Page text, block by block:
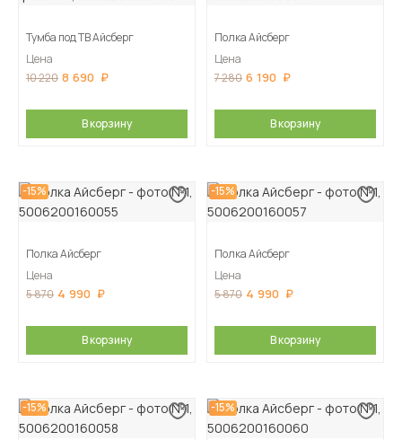
Тумба под ТВ Айсберг
Цена
10 220 8 690
В корзину
Полка Айсберг
Цена
7 280 6 190
В корзину
-15%
Полка Айсберг
Цена
5 870 4 990
В корзину
-15%
Полка Айсберг
Цена
5 870 4 990
В корзину
-15% -15%